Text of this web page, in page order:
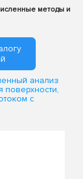
методы и
анализ
с